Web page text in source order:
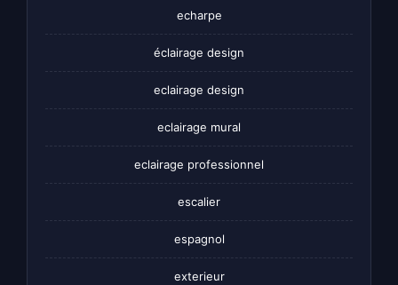
echarpe
éclairage design
eclairage design
eclairage mural
eclairage professionnel
escalier
espagnol
exterieur